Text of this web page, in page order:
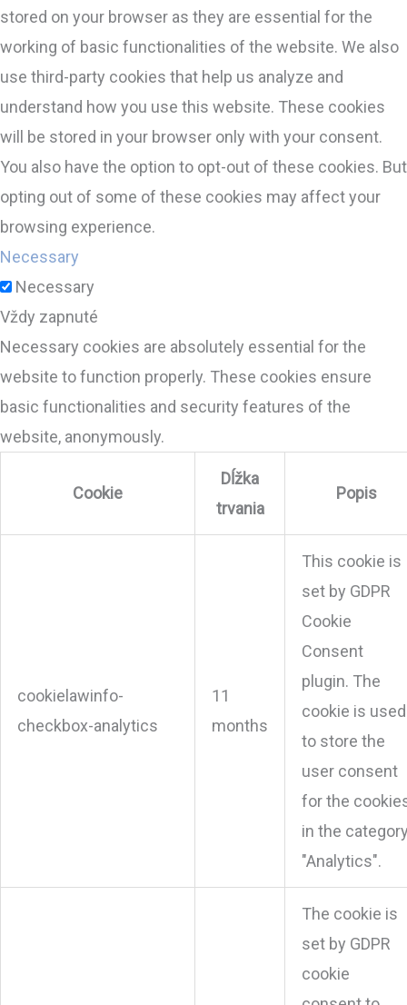
stored on your browser as they are essential for the
working of basic functionalities of the website. We also
use third-party cookies that help us analyze and
understand how you use this website. These cookies
will be stored in your browser only with your consent.
You also have the option to opt-out of these cookies. But
opting out of some of these cookies may affect your
browsing experience.
Necessary
Necessary
Vždy zapnuté
Necessary cookies are absolutely essential for the
website to function properly. These cookies ensure
basic functionalities and security features of the
website, anonymously.
Cookie
Dĺžka
trvania
Popis
cookielawinfo-
checkbox-analytics
11
months
This cookie is
set by GDPR
Cookie
Consent
plugin. The
cookie is used
to store the
user consent
for the
in the
"Analytics".
The cookie is
set by GDPR
cookie